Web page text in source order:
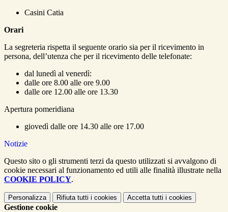
Casini Catia
Orari
La segreteria rispetta il seguente orario sia per il ricevimento in
persona, dell’utenza che per il ricevimento delle telefonate:
dal lunedì al venerdì:
dalle ore 8.00 alle ore 9.00
dalle ore 12.00 alle ore 13.30
Apertura pomeridiana
giovedì dalle ore 14.30 alle ore 17.00
Notizie
Questo sito o gli strumenti terzi da questo utilizzati si avvalgono di
cookie necessari al funzionamento ed utili alle finalità illustrate nella
COOKIE POLICY.
Personalizza Rifiuta tutti i cookies Accetta tutti i cookies
Gestione cookie